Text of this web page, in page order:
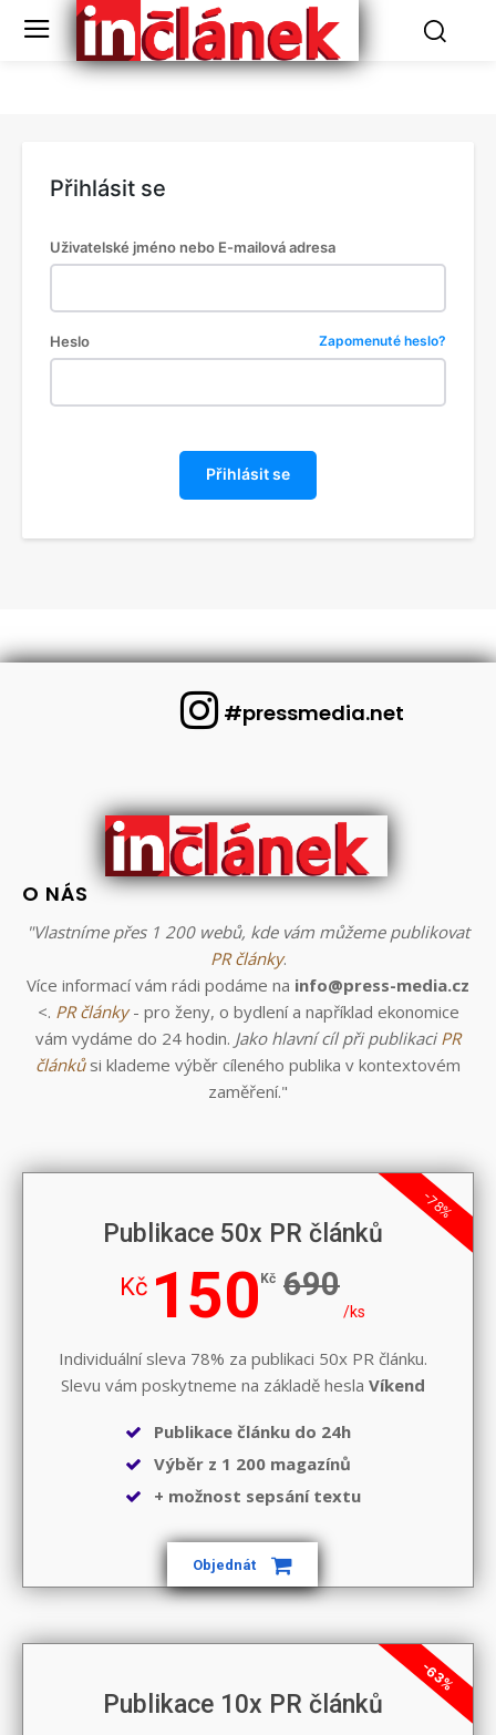
Přihlásit se
Uživatelské jméno nebo E-mailová adresa
Heslo Zapomenuté heslo?
Přihlásit se
#pressmedia.net
O NÁS
"Vlastníme přes 1 200 webů, kde vám můžeme publikovat
PR články.
Více informací vám rádi podáme na info@press-media.cz
<. PR články- pro ženy, o bydlení a například ekonomice
vám vydáme do 24 hodin. Jako hlavní cíl při publikaci PR
článkůsi klademe výběr cíleného publika v kontextovém
zaměření."
-78%
Publikace 50x PR článků
Kč 150 Kč 690
/ks
Individuální sleva 78% za publikaci 50x PR článku.
Slevu vám poskytneme na základě hesla Víkend
Publikace článku do 24h
Výběr z 1 200 magazínů
+ možnost sepsání textu
Objednát
-63%
Publikace 10x PR článků